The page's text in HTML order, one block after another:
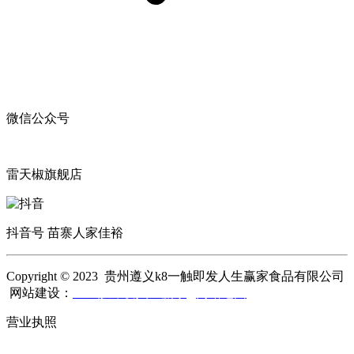
微信公众号
雷天椒旗舰店
抖音号 苗寨人家佳裕
Copyright © 2023 贵州遵义k8一触即发人生赢家食品有限公司
网站建设：
营业执照